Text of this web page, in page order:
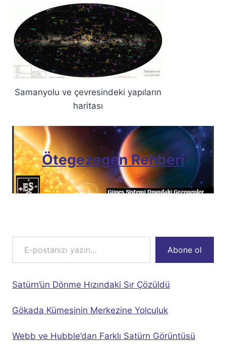
Samanyolu ve çevresindeki yapıların
haritası
Ötegezegen Rehberi
E-postanızı yazın…
Abone ol
Satürn’ün Dönme Hızındaki Sır Çözüldü
Gökada Kümesinin Merkezine Yolculuk
Webb ve Hubble’dan Farklı Satürn Görüntüsü